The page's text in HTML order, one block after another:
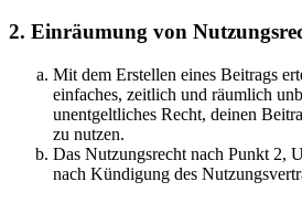
2. Einräumung von
Mit dem Erstellen eines Beitrags
einfaches, zeitlich und räumlich
unentgeltliches Recht, deinen
zu nutzen.
Das Nutzungsrecht nach Punkt 2,
nach Kündigung des